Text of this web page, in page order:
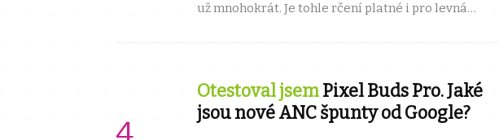
už mnohokrát. Je tohle rčení platné i pro levná
Otestoval jsemPixel Buds Pro. Jaké
jsou nové ANC špunty od Google?